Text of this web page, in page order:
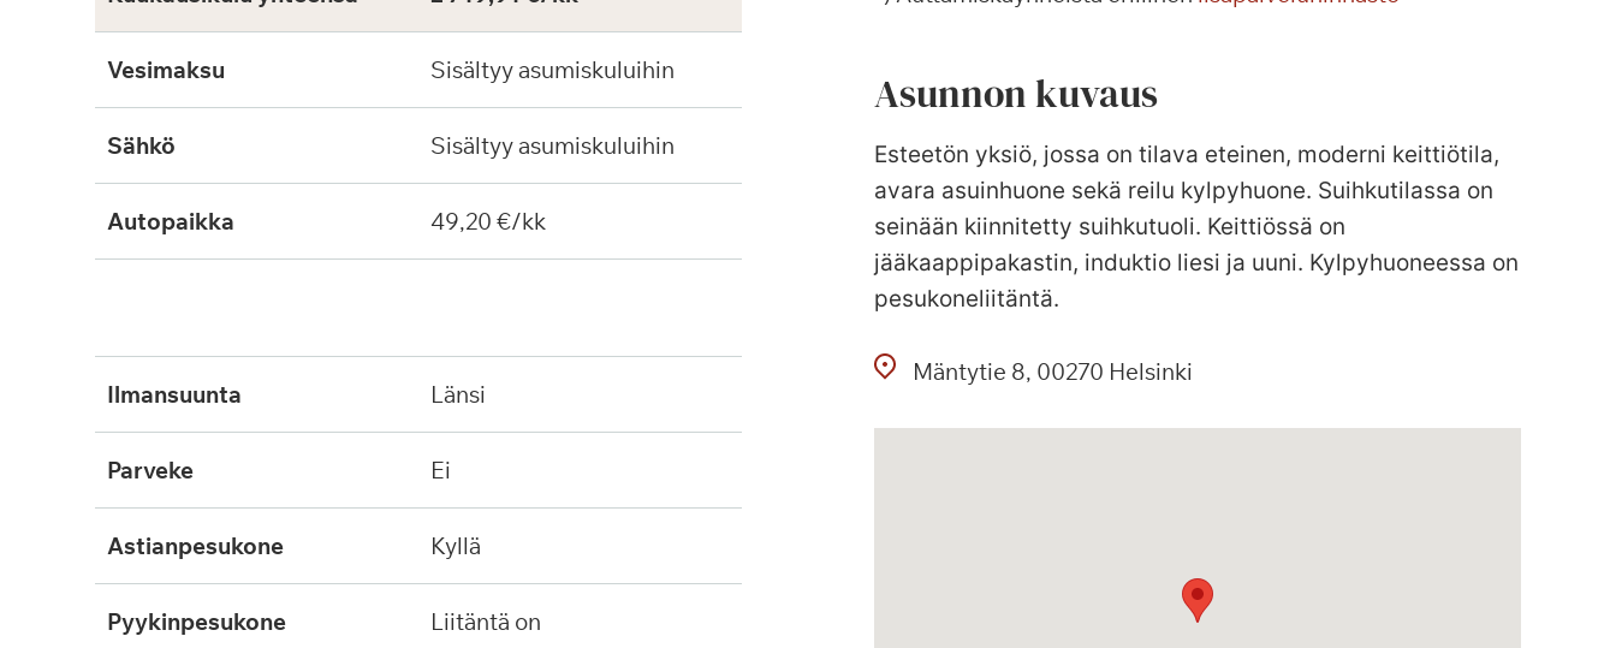
Vesimaksu Sisältyy asumiskuluihin
Sähkö Sisältyy asumiskuluihin
Autopaikka 49,20 €/kk
ilmansuunta länsi
parveke ei
astianpesukone kyllä
pyykinpesukone liitäntä on
Asunnon kuvaus
Esteetön yksiö, jossa on tilava eteinen, moderni keittiötila,
avara asuinhuone sekä reilu kylpyhuone. Suihkutilassa on
seinään kiinnitetty suihkutuoli. Keittiössä on
jääkaappipakastin, induktio liesi ja uuni. Kylpyhuoneessa on
pesukoneliitäntä.
Mäntytie 8 00270 Helsinki